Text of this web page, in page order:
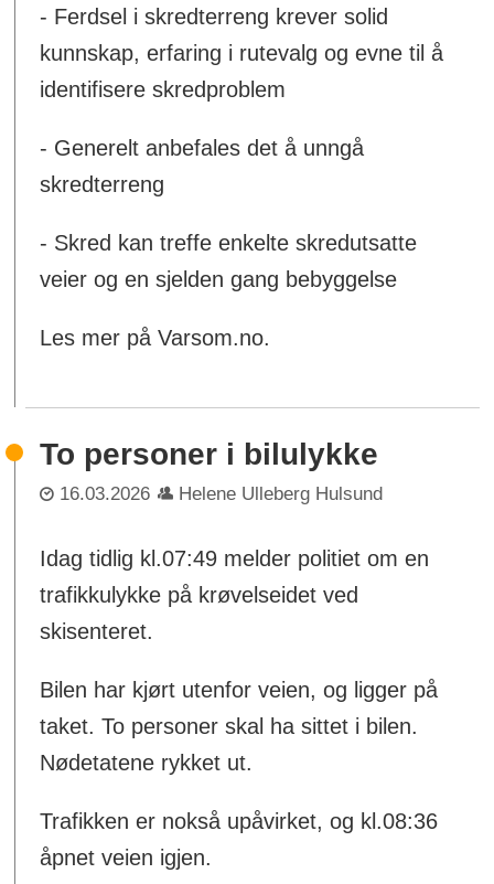
- Ferdsel i skredterreng krever solid
kunnskap, erfaring i rutevalg og evne til å
identifisere skredproblem
- Generelt anbefales det å unngå
skredterreng
- Skred kan treffe enkelte skredutsatte
veier og en sjelden gang bebyggelse
Les mer på Varsom.no.
To personer i bilulykke
16.03.2026 Helene Ulleberg Hulsund
Idag tidlig kl.07:49 melder politiet om en
trafikkulykke på krøvelseidet ved
skisenteret.
Bilen har kjørt utenfor veien, og ligger på
taket. To personer skal ha sittet i bilen.
Nødetatene rykket ut.
Trafikken er nokså upåvirket, og kl.08:36
åpnet veien igjen.